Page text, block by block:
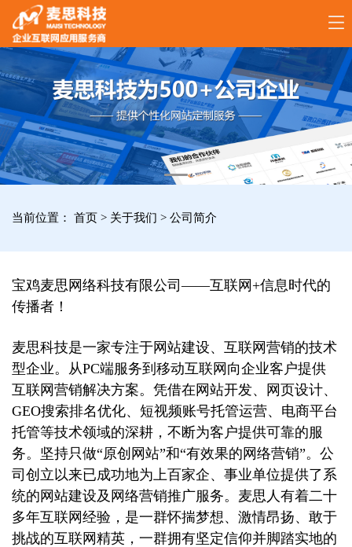
17789288861
全
国
咨
当前位置：首页 > 关于我们>公司简介
宝鸡麦思网络科技有限公司——互联网+信息时代的
传播者！
麦思科技是一家专注于网站建设、互联网营销的技术
型企业。从PC端服务到移动互联网向企业客户提供
互联网营销解决方案。凭借在网站开发、网页设计、
GEO搜索排名优化、短视频账号托管运营、电商平台
托管等技术领域的深耕，不断为客户提供可靠的服
务。坚持只做“原创网站”和“有效果的网络营销”。公
司创立以来已成功地为上百家企、事业单位提供了系
统的网站建设及网络营销推广服务。麦思人有着二十
多年互联网经验，是一群怀揣梦想、激情昂扬、敢于
挑战的互联网精英，一群拥有坚定信仰并脚踏实地的